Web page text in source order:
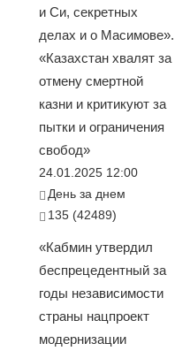
и Си, секретных
делах и о Масимове».
«Казахстан хвалят за
отмену смертной
казни и критикуют за
пытки и ограничения
свобод»
24.01.2025 12:00
День за днем
135 (42489)
«Кабмин утвердил
беспрецедентный за
годы независимости
страны нацпроект
модернизации